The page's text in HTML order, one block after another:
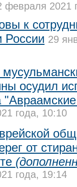
февраля 2021
к
России 29
осудил
года, 10:10
от
года, 19:14